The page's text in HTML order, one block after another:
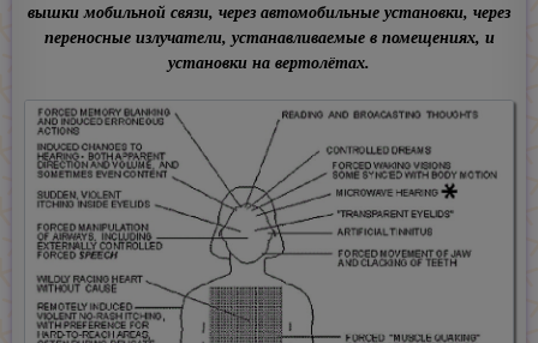
вышки мобильной связи, через автомобильные установки, через
переносные излучатели, устанавливаемые в помещениях, и
установки на вертолётах.